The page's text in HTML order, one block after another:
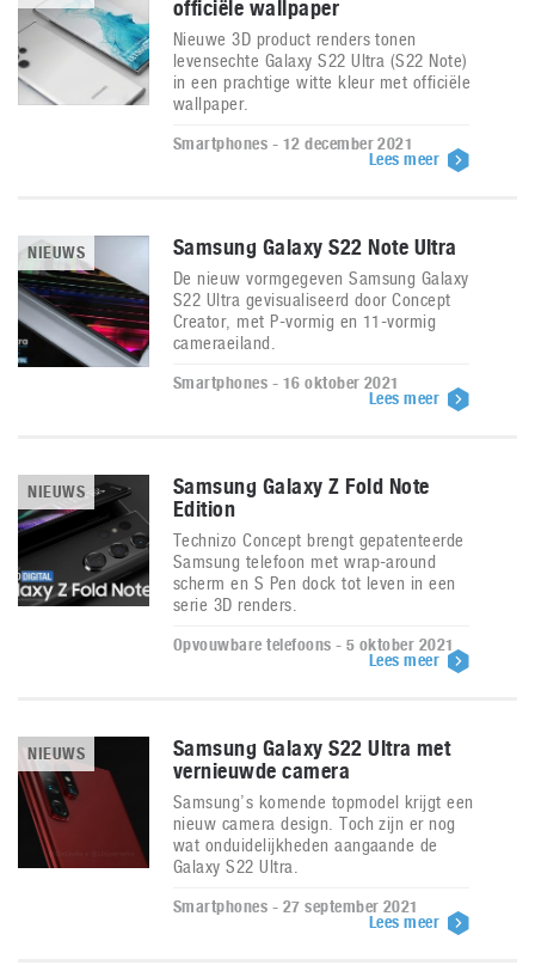
officiële wallpaper
Nieuwe 3D product renders tonen
levensechte Galaxy S22 Ultra (S22 Note)
in een prachtige witte kleur met officiële
wallpaper.
Smartphones - 12 december 2021
Lees meer
NIEUWS Samsung Galaxy S22 Note Ultra
De nieuw vormgegeven Samsung Galaxy
S22 Ultra gevisualiseerd door Concept
Creator, met P-vormig en 11-vormig
cameraeiland.
Smartphones - 16 oktober 2021
Lees meer
NIEUWS
Samsung Galaxy Z Fold Note
Edition
Technizo Concept brengt gepatenteerde
Samsung telefoon met wrap-around
scherm en S Pen dock tot leven in een
serie 3D renders.
Opvouwbare telefoons - 5 oktober 2021
Lees meer
NIEUWS
Samsung Galaxy S22 Ultra met
vernieuwde camera
Samsung’s komende topmodel krijgt een
nieuw camera design. Toch zijn er nog
wat onduidelijkheden aangaande de
Galaxy S22 Ultra.
Smartphones - 27 september 2021
Lees meer